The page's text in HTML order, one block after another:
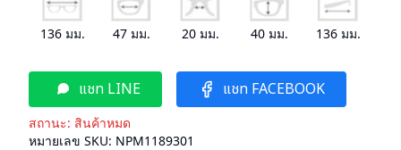
136 มม. 47 มม. 20มม. 40มม. 136มม.
แชท LINE แชท FACEBOOK
สถานะ: สินค้าหมด
หมายเลข SKU: NPM1189301